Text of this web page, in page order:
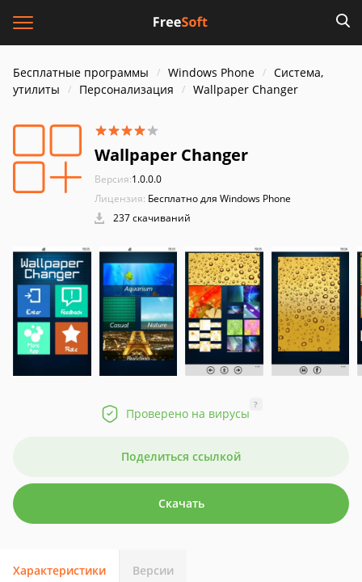
Бесплатные программы Windows Phone
Система,
утилиты
Персонализация Wallpaper Changer
Wallpaper Changer
Версия:1.0.0.0
Лицензия: Бесплатно для Windows Phone
237 скачиваний
Проверено на вирусы
?
Поделиться ссылкой
Скачать
Характеристики Версии